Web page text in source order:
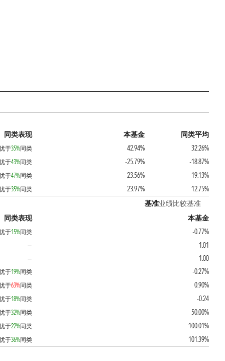
同类表现 本基金
同类平均
于35%同类 42.94%
32.26%
于43%同类 -25.79%
-18.87%
于47%同类 23.56%
19.13%
于35%同类 23.97% 12.75%
基准业绩比较基准
同类表现
本基金
于15%同类
-0.77%
—
1.01
—
1.00
于19%同类
-0.27%
于63%同类
0.90%
于18%同类
-0.24
于32%同类
50.00%
于22%同类
100.01%
于36%同类 101.39%